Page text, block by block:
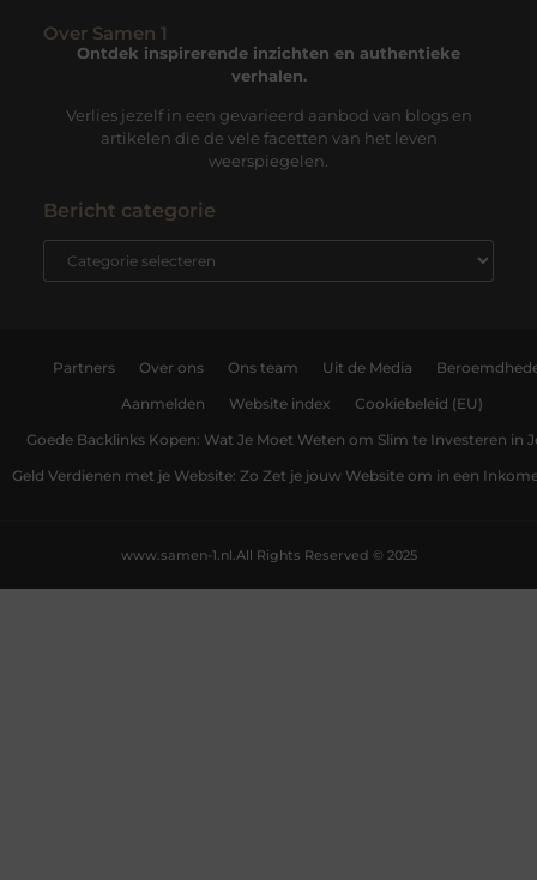
Over Samen 1
Ontdek inspirerende inzichten en authentieke
verhalen.
Verlies jezelf in een gevarieerd aanbod van blogs en
artikelen die de vele facetten van het leven
weerspiegelen.
Bericht categorie
Partners Over ons Ons team Uit de Media
Aanmelden Website index Cookiebeleid (EU)
Goede Backlinks Kopen: Wat Je Moet Weten om Slim te Investeren in
Geld Verdienen met je Website: Zo Zet je jouw Website om in een
All Rights Reserved © 2025
www.samen-1.nl.